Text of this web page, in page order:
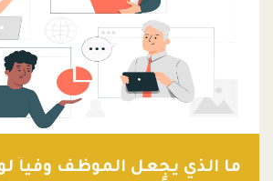
ما الذي يجعل الموظف وفياً